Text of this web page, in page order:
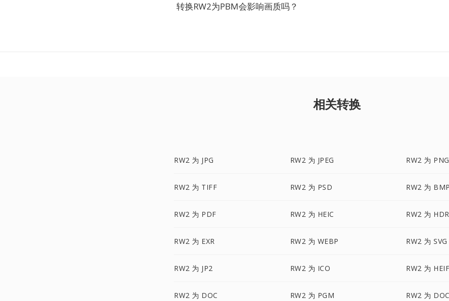
转换RW2为PBM会影响画质吗？
相关转换
RW2 为 JPG RW2 为 JPEG RW2 为 PNG
RW2 为 TIFF RW2 为 PSD RW2 为 BMP
RW2 为 PDF RW2 为 HEIC RW2 为 HDR
RW2 为 EXR RW2 为 WEBP RW2 为 SVG
RW2 为 JP2 RW2 为 ICO RW2 为 HEIF
RW2 为 DOC RW2 为 PGM RW2 为